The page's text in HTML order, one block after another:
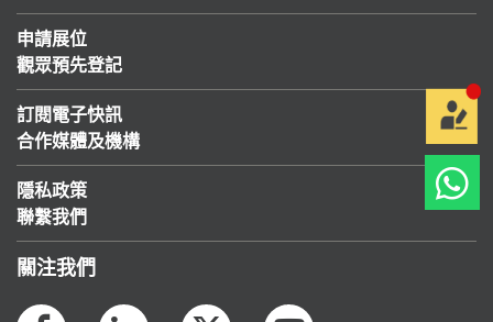
申請展位
觀眾預先登記
訂閱電子快訊
合作媒體及機構
隱私政策
聯繫我們
關注我們